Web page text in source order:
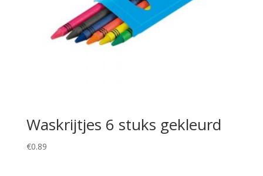
Waskrijtjes 6 stuks gekleurd
€0.89